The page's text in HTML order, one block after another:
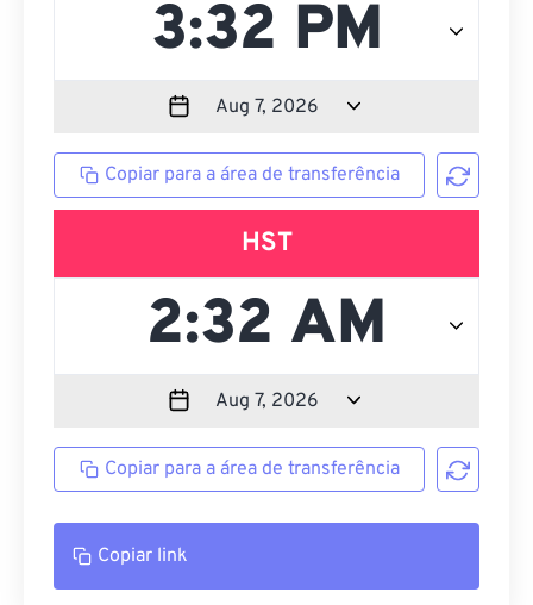
Copiar para a área de transferência
HST
Copiar para a área de transferência
Copiar link